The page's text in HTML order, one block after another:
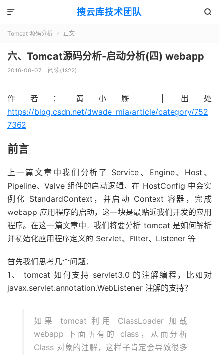
搜云库技术团队 

Tomcat 源码分析  正文
六、Tomcat源码分析-启动分析(四) webapp
2019-09-07 阅读(1822)
作者：黄小厮 | 出处
https://blog.csdn.net/dwade_mia/article/category/752
7362
前言
上一篇文章中我们分析了 Service、Engine、Host、
Pipeline、Valve 组件的启动逻辑，在 HostConfig 中会实
例化 StandardContext，并启动 Context 容器，完成
webapp 应用程序的启动，这一块是最贴近我们开发的应用
程序。在这一篇文章中，我们将要分析 tomcat 是如何解析
并初始化应用程序定义的 Servlet、Filter、Listener 等
首先我们思考几个问题：
1、 tomcat 如何支持 servlet3.0 的注解编程，比如对
javax.servlet.annotation.WebListener 注解的支持？
如果 tomcat 利用 ClassLoader 加载
webapp 下面所有的 class，从而分析
Class 对象的注解，这样子肯定会导致很多